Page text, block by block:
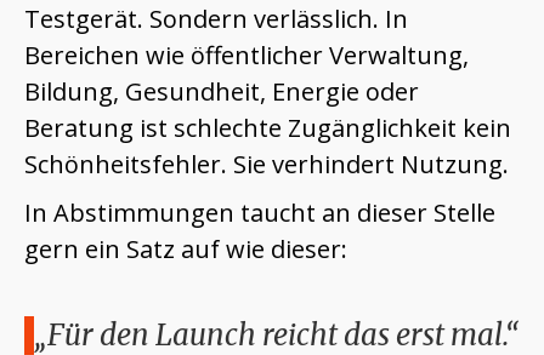
Testgerät. Sondern verlässlich. In
Bereichen wie öffentlicher Verwaltung,
Bildung, Gesundheit, Energie oder
Beratung ist schlechte Zugänglichkeit kein
Schönheitsfehler. Sie verhindert Nutzung.
In Abstimmungen taucht an dieser Stelle
gern ein Satz auf wie dieser:
„Für den Launch reicht das erst mal.“